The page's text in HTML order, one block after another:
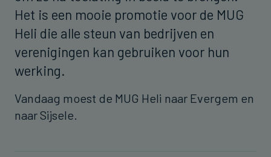
Het is een mooie promotie voor de MUG
Heli die alle steun van bedrijven en
verenigingen kan gebruiken voor hun
werking.
Vandaag moest de MUG Heli naar Evergem en
naar Sijsele.